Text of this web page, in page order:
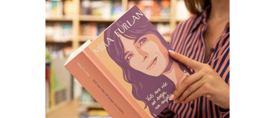
READ MORE